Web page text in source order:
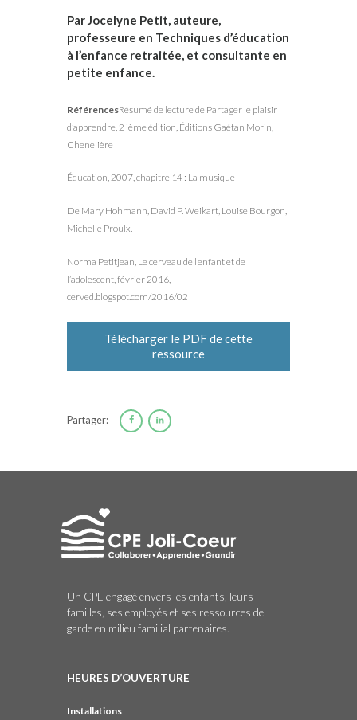
Par Jocelyne Petit, auteure,
professeure en Techniques d’éducation
à l’enfance retraitée, et consultante en
petite enfance.
RéférencesRésumé de lecture de Partager le plaisir
d’apprendre, 2 ième édition, Éditions Gaétan Morin,
Chenelière
Éducation, 2007, chapitre 14 : La musique
De Mary Hohmann, David P. Weikart, Louise Bourgon,
Michelle Proulx.
Norma Petitjean, Le cerveau de l’enfant et de
l’adolescent, février 2016,
cerved.blogspot.com/2016/02
Télécharger le PDF de cette
ressource
Partager:
Un CPE engagé envers les enfants, leurs
familles, ses employés et ses ressources de
garde en milieu familial partenaires.
HEURES D’OUVERTURE
Installations